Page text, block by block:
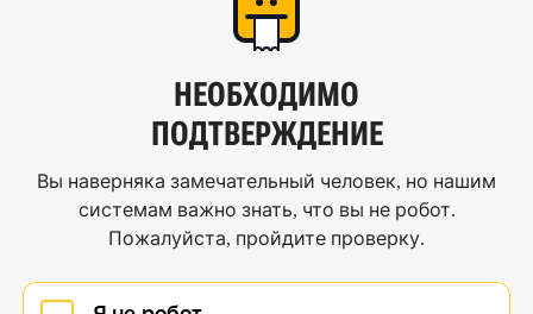
НЕОБХОДИМО
ПОДТВЕРЖДЕНИЕ
Вы наверняка замечательный человек, но нашим
системам важно знать, что вы не робот.
Пожалуйста, пройдите проверку.